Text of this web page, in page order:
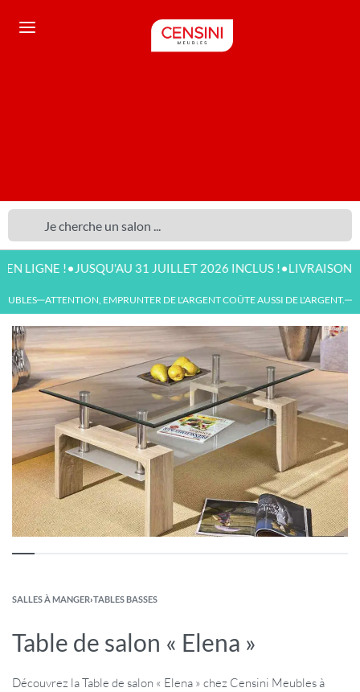
!•JUSQU'AU 31 JUILLET 2026 INCLUS !•LIVRAISON
—ATTENTION, EMPRUNTER DE L'ARGENT COÛTE AUSSI DE L'ARGENT.—
SALLES À MANGER›TABLES BASSES
Table de salon « Elena »
Découvrez la Table de salon « Elena » chez Censini Meubles à